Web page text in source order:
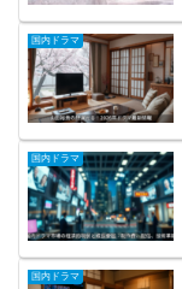
国内ドラマ
国内ドラマ
国内ドラマ